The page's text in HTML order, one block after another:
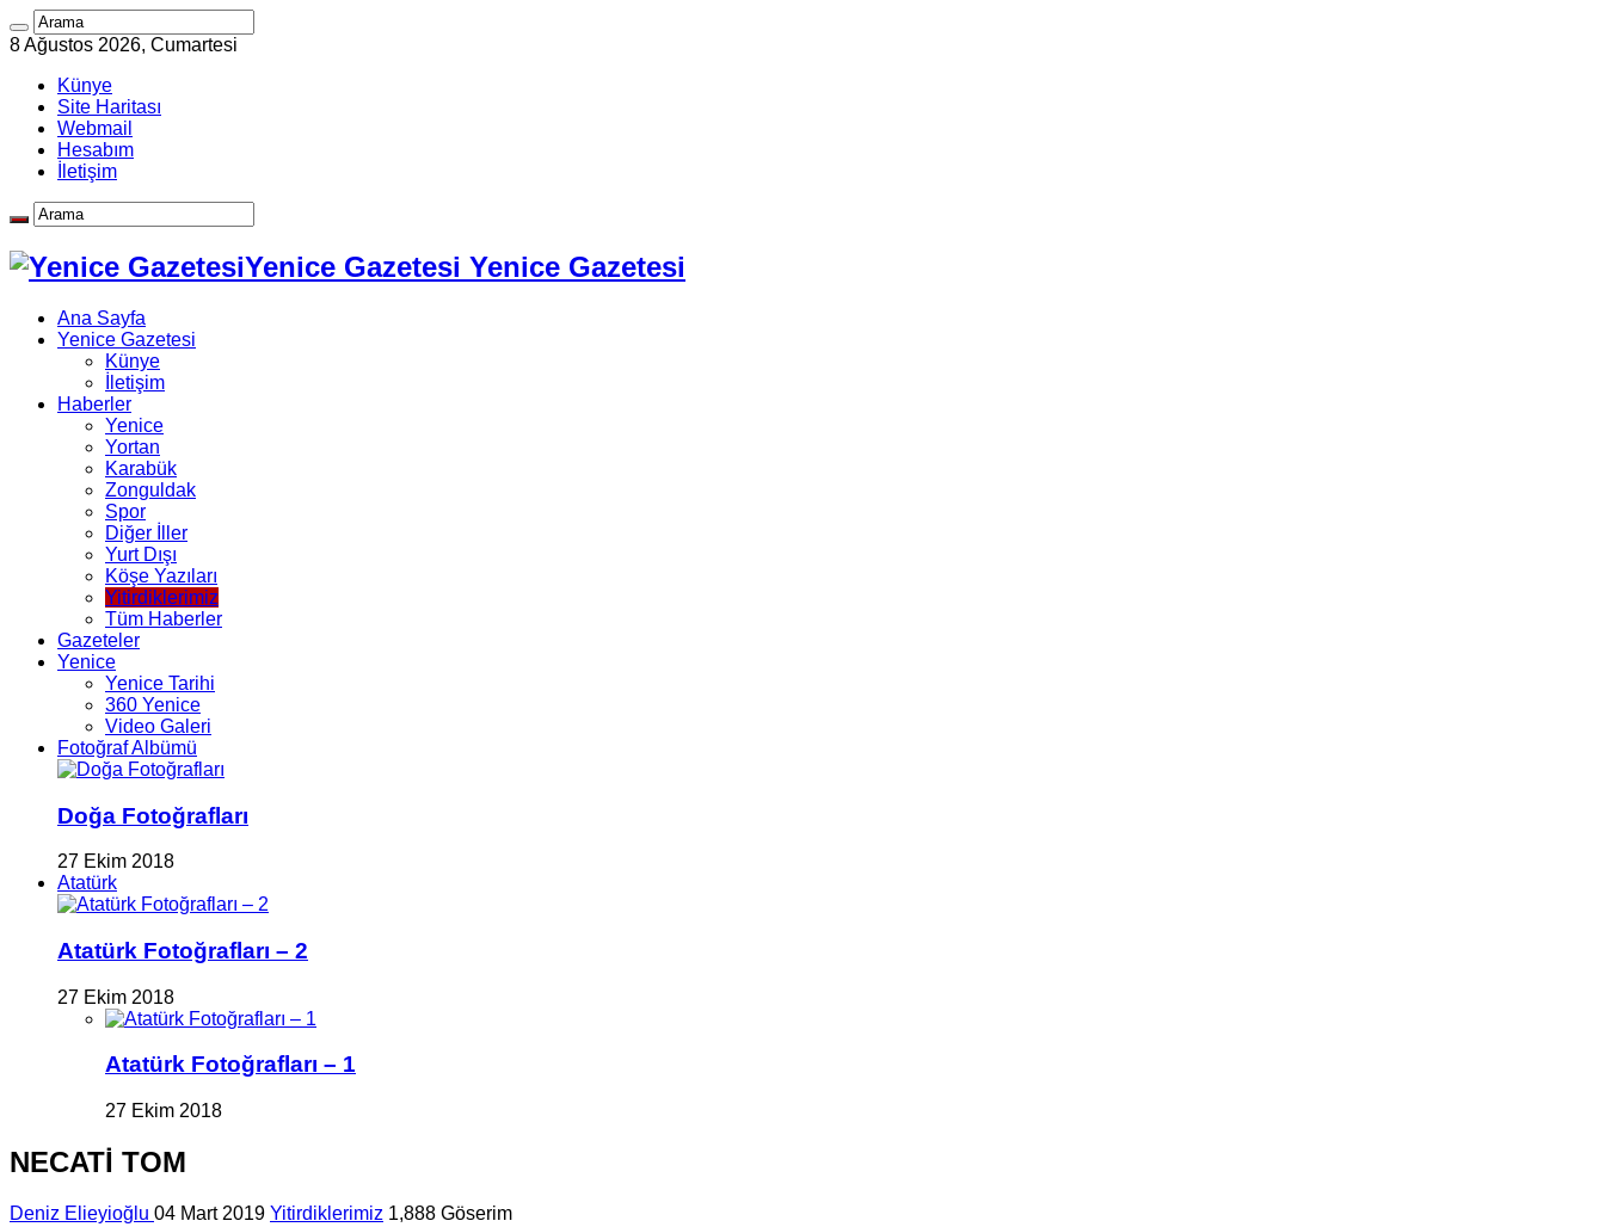
8 Ağustos 2026, Cumartesi
Künye
Site Haritası
Webmail
Hesabım
İletişim
Yenice Gazetesi Yenice Gazetesi
Ana Sayfa
Yenice Gazetesi
Künye
İletişim
Haberler
Yenice
Yortan
Karabük
Zonguldak
Spor
Diğer İller
Yurt Dışı
Köşe Yazıları
Yitirdiklerimiz
Tüm Haberler
Gazeteler
Yenice
Yenice Tarihi
360 Yenice
Video Galeri
Fotoğraf Albümü
Doğa Fotoğrafları
27 Ekim 2018
Atatürk
Atatürk Fotoğrafları – 2
27 Ekim 2018
Atatürk Fotoğrafları – 1
27 Ekim 2018
NECATİ TOM
Deniz Elieyioğlu 04 Mart 2019 Yitirdiklerimiz 1,888 Göserim